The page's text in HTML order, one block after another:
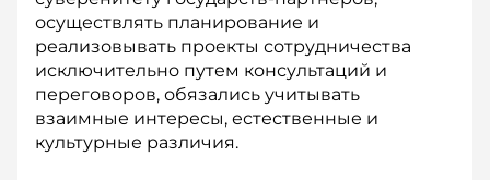
осуществлять планирование и
реализовывать проекты сотрудничества
исключительно путем консультаций и
переговоров, обязались учитывать
взаимные интересы, естественные и
культурные различия.